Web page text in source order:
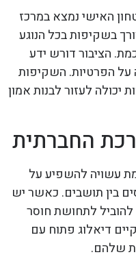
האישי נמצא במרכז
בשקיפות בכל הנוגע
הציבור דורש ידע
על הפרטיות. השקיפות
לעזור לבנות אמון
החברתית
עשויה להשפיע על
בין תושבים. כאשר יש
לתחושת חוסר
דיאלוג פתוח עם
שלהם.